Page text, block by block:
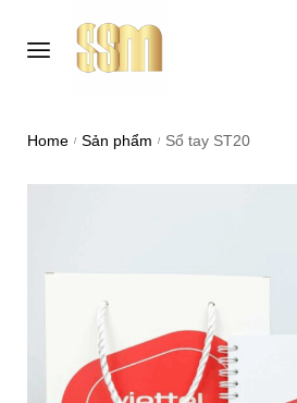
Home / Sản phẩm / Sổ tay ST20